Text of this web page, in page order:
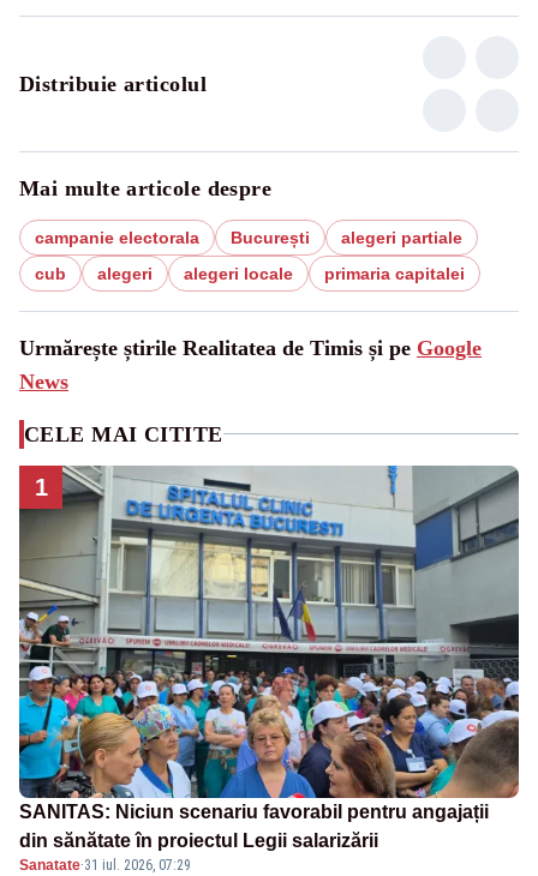
Distribuie articolul
Mai multe articole despre
campanie electorala București
alegeri partiale
cub
alegeri alegeri locale primaria capitalei
Urmărește știrile Realitatea de Timis și pe Google
News
CELE MAI CITITE
1
SANITAS: Niciun scenariu favorabil pentru angajații
din sănătate în proiectul Legii salarizării
Sanatate·31 iul. 2026, 07:29